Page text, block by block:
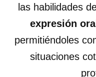
las habilidades
expresión
permitiéndoles
situaciones